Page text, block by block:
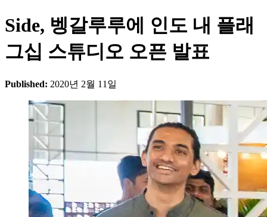
Side, 벵갈루루에 인도 내 플래
그십 스튜디오 오픈 발표
Published: 2020년 2월 11일